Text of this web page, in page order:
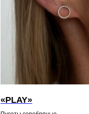
«PLAY»